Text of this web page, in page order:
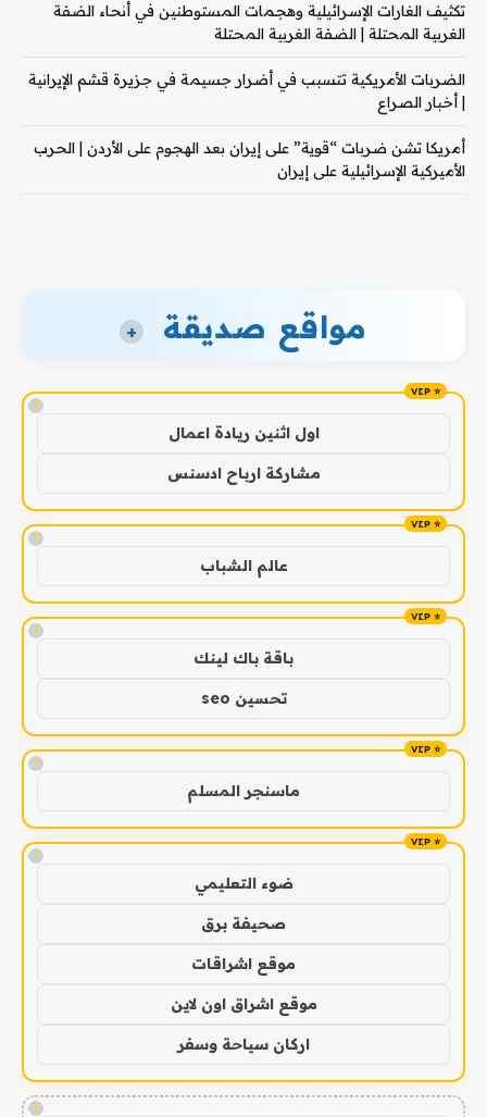
تكثيف الغارات الإسرائيلية وهجمات المستوطنين في أنحاء الضفة
الغربية المحتلة | الضفة الغربية المحتلة
الضربات الأمريكية تتسبب في أضرار جسيمة في جزيرة قشم الإيرانية
| أخبار الصراع
أمريكا تشن ضربات “قوية” على إيران بعد الهجوم على الأردن | الحرب
الأميركية الإسرائيلية على إيران
مواقع صديقة +
!
اول اثنين ريادة اعمال
مشاركة ارباح ادسنس
!
عالم الشباب
!
باقة باك لينك
تحسين seo
!
ماسنجر المسلم
!
ضوء التعليمي
صحيفة برق
موقع اشراقات
موقع اشراق اون لاين
اركان سياحة وسفر
!